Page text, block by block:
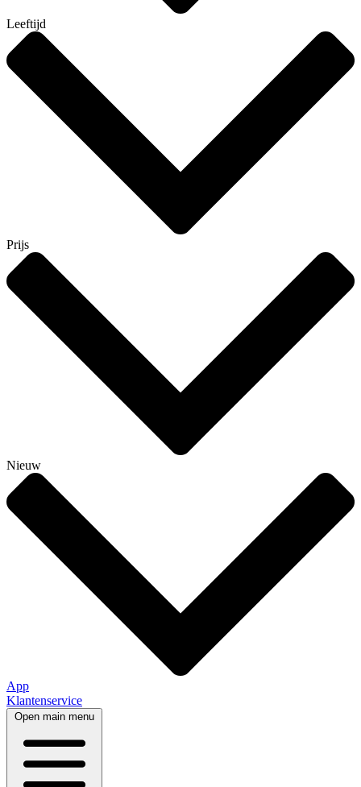
Leeftijd
Prijs
Nieuw
App
Klantenservice
Open main menu